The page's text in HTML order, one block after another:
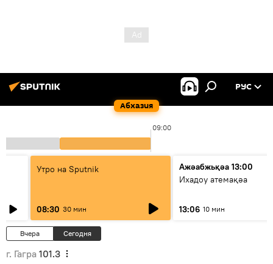
Абхазия
РУС
09:00
Утро на Sputnik
08:30 30 мин
Ажәабжьқәа 13:00
Ихадоу атемақәа
13:06 10 мин
Вчера Сегодня
г. Гагра 101.3